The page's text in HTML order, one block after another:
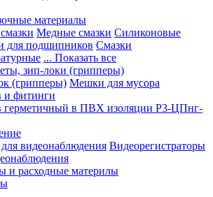
материалы
Медные смазки Силиконовые
для подшипников Смазки
... Показать все
зип-локи (грипперы)
(грипперы) Мешки для мусора
и фитинги
герметичный в ПВХ изоляции Р3-ЦПнг-
видеонаблюдения Видеорегистраторы
и расходные материлы